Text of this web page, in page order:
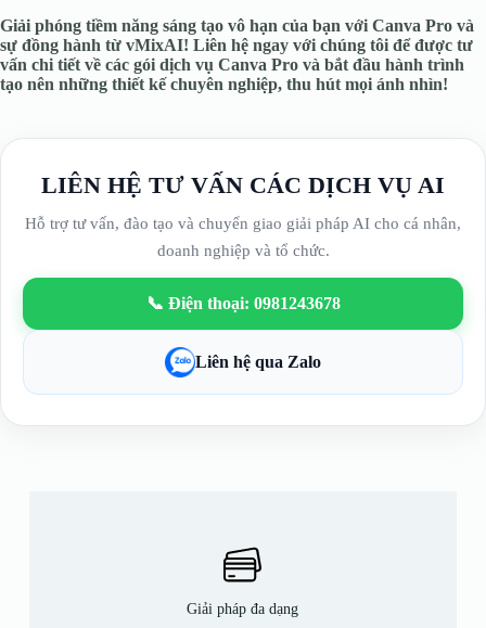
Giải phóng tiềm năng sáng tạo vô hạn của bạn với Canva Pro và
sự đồng hành từ vMixAI! Liên hệ ngay với chúng tôi để được tư
vấn chi tiết về các gói dịch vụ Canva Pro và bắt đầu hành trình
tạo nên những thiết kế chuyên nghiệp, thu hút mọi ánh nhìn!
LIÊN HỆ TƯ VẤN CÁC DỊCH VỤ AI
Hỗ trợ tư vấn, đào tạo và chuyển giao giải pháp AI cho cá nhân,
doanh nghiệp và tổ chức.
📞 Điện thoại: 0981243678
Liên hệ qua Zalo
Giải pháp đa dạng